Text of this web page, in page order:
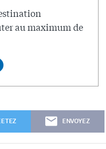
au maximum de
ENVOYEZ